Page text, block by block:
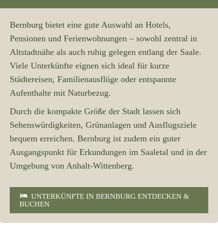
Bernburg bietet eine gute Auswahl an Hotels,
Pensionen und Ferienwohnungen – sowohl zentral in
Altstadtnähe als auch ruhig gelegen entlang der Saale.
Viele Unterkünfte eignen sich ideal für kurze
Städtereisen, Familienausflüge oder entspannte
Aufenthalte mit Naturbezug.
Durch die kompakte Größe der Stadt lassen sich
Sehenswürdigkeiten, Grünanlagen und Ausflugsziele
bequem erreichen. Bernburg ist zudem ein guter
Ausgangspunkt für Erkundungen im Saaletal und in der
Umgebung von Anhalt-Wittenberg.
UNTERKÜNFTE IN BERNBURG ENTDECKEN &
BUCHEN